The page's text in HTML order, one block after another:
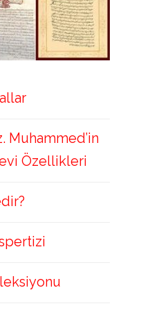
Muhammed’in
Özellikleri